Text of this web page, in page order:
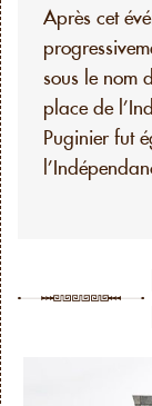
Après cet
sous le nom
place de
Puginier fut